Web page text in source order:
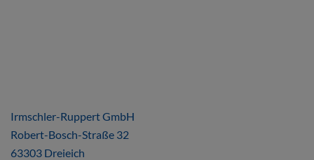
Irmschler-Ruppert GmbH
Robert-Bosch-Straße 32
63303 Dreieich